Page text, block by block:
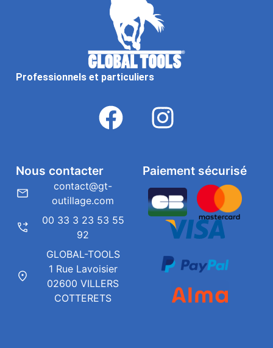
Professionnels et particuliers
Paiement sécurisé
Nous contacter
contact@gt-
outillage.com
00 33 3 23 53 55
92
GLOBAL-TOOLS
1 Rue Lavoisier
02600 VILLERS
COTTERETS